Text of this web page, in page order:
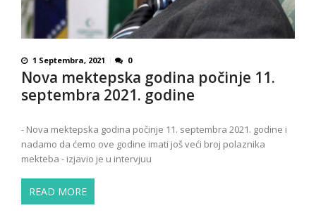
1 Septembra, 2021 0
Nova mektepska godina počinje 11.
septembra 2021. godine
- Nova mektepska godina počinje 11. septembra 2021. godine i
nadamo da ćemo ove godine imati još veći broj polaznika
mekteba - izjavio je u intervjuu
READ MORE